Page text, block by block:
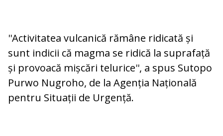
''Activitatea vulcanică rămâne ridicată și
sunt indicii că magma se ridică la suprafață
și provoacă mișcări telurice'', a spus Sutopo
Purwo Nugroho, de la Agenția Națională
pentru Situații de Urgență.